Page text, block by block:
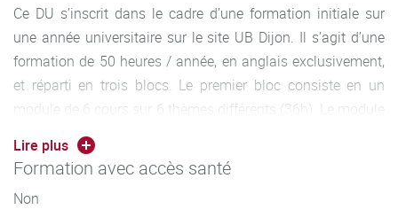
Ce DU s’inscrit dans le cadre d’une formation initiale sur
une année universitaire sur le site UB Dijon. Il s’agit d’une
formation de 50 heures / année, en anglais exclusivement,
et réparti en trois blocs. Le premier bloc consiste en un
module de 6 cours sur 6 thèmes différents (36h). Le module
2 comprend 7 cours de 2 heures et consiste en l’étude des
grandes décisions de la US cour suprême. Et enfin une
mobilité courte, facultative (max 5 jours et sous condition
d'un partenariat) dans une université partenaire
Lire plus
Formation avec accès santé
Non